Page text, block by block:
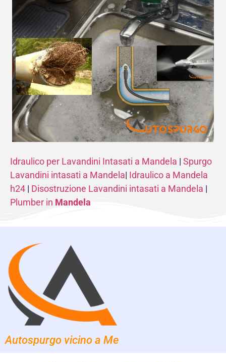
Idraulico per Lavandini Intasati a Mandela | Spurgo
Lavandini intasati a Mandela| Idraulico a Mandela
h24 | Disostruzione Lavandini intasati a Mandela |
Plumber in Mandela
Autospurgo vicino a Me